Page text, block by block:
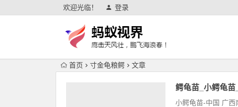
欢迎光临！ 登录
首页 寸金龟粮鳄 文章
鳄龟苗_小鳄龟苗
小鳄龟苗-中国 广